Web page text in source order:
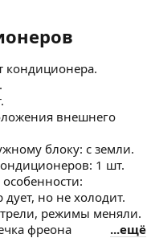
кондиционера.
внешнего
блоку: с земли.
1 шт.
но не холодит.
режимы меняли.
фреона
ещё